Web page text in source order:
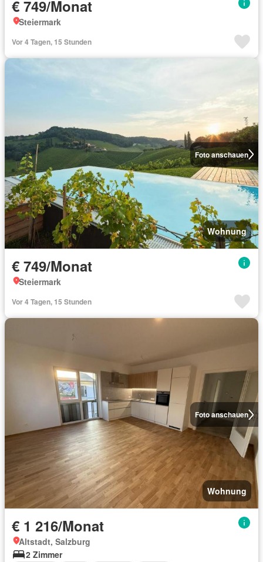
€ 749/Monat
Steiermark
Vor 4 Tagen, 15 Stunden
Foto anschauen
Wohnung
€ 749/Monat
Steiermark
Vor 4 Tagen, 15 Stunden
Foto anschauen
Wohnung
€ 1 216/Monat
Altstadt, Salzburg
2 Zimmer